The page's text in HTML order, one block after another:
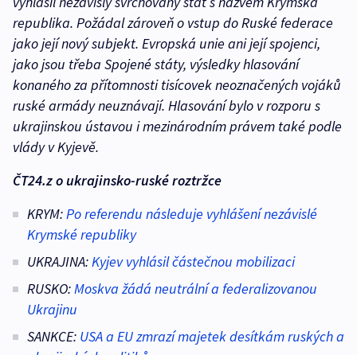
republika. Požádal zároveň o vstup do Ruské federace
jako její nový subjekt. Evropská unie ani její spojenci,
jako jsou třeba Spojené státy, výsledky hlasování
konaného za přítomnosti tisícovek neoznačených vojáků
ruské armády neuznávají. Hlasování bylo v rozporu s
ukrajinskou ústavou i mezinárodním právem také podle
vlády v Kyjevě.
ČT24.z o ukrajinsko-ruské roztržce
KRYM:Po referendu následuje vyhlášení nezávislé
Krymské republiky
UKRAJINA:Kyjev vyhlásil částečnou mobilizaci
RUSKO:Moskva žádá neutrální a federalizovanou
Ukrajinu
SANKCE: USA a EU zmrazí majetek desítkám ruských a